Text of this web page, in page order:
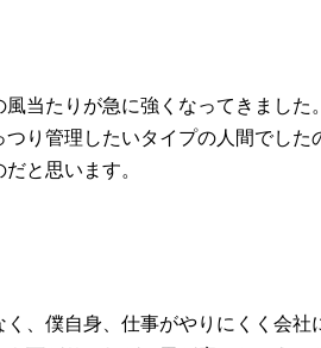
当たりが急に強くなってきまし
つり管理したいタイプの人間でし
と思います。
、僕自身、仕事がやりにくく会社